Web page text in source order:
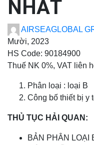
NHẤT
AIRSEAGLOBAL
Mười, 2023
HS Code: 90184900
Thuế NK 0%, VAT liên
Phân loại : loại B
Công bố thiết bị y
THỦ TỤC HẢI QUAN:
BẢN PHÂN LOẠI